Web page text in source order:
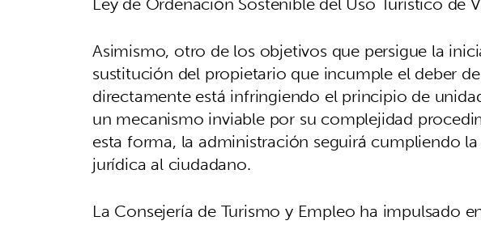
Asimismo, otro de los objetivos que persigue la
sustitución del propietario que incumple el deber
directamente está infringiendo el principio de
un mecanismo inviable por su complejidad
esta forma, la administración seguirá cumpliendo
jurídica al ciudadano.
La Consejería de Turismo y Empleo ha impulsado